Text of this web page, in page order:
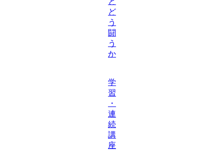
ど
う
闘
う
か
学
習
・
連
続
講
座